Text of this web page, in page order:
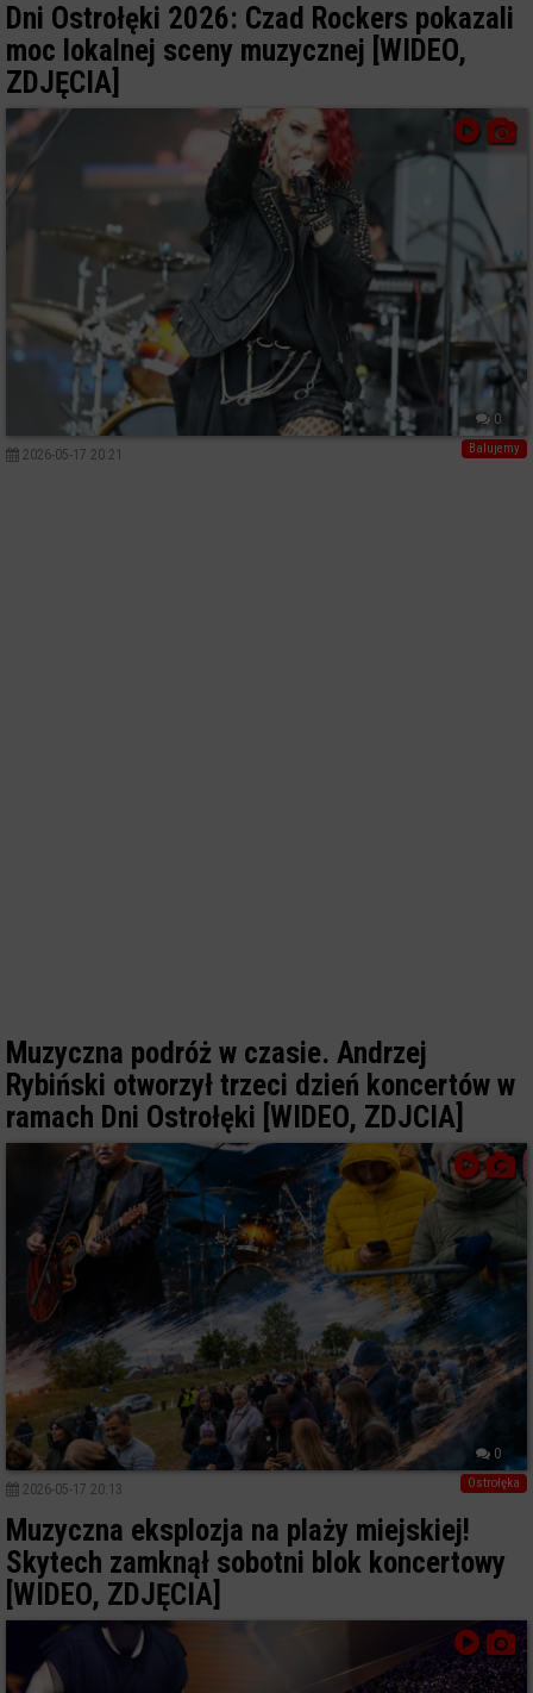
Dni Ostrołęki 2026: Czad Rockers pokazali
moc lokalnej sceny muzycznej [WIDEO,
ZDJĘCIA]
0
Balujemy
2026-05-17 20:21
Muzyczna podróż w czasie. Andrzej
Rybiński otworzył trzeci dzień koncertów w
ramach Dni Ostrołęki [WIDEO, ZDJCIA]
0
Ostrołęka
2026-05-17 20:13
Muzyczna eksplozja na plaży miejskiej!
Skytech zamknął sobotni blok koncertowy
[WIDEO, ZDJĘCIA]